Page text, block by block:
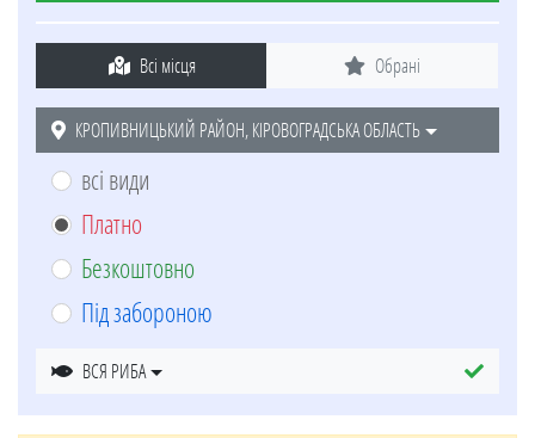
Всі місця Обрані
КРОПИВНИЦЬКИЙ РАЙОН, КІРОВОГРАДСЬКА ОБЛАСТЬ
всі види
Платно
Безкоштовно
Під забороною
ВСЯ РИБА